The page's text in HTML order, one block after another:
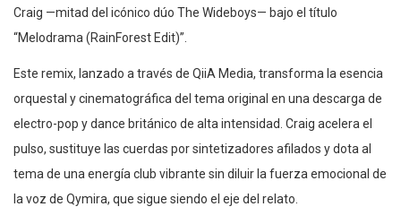
Craig —mitad del icónico dúo The Wideboys— bajo el título
“Melodrama (RainForest Edit)”.
Este remix, lanzado a través de QiiA Media, transforma la esencia
orquestal y cinematográfica del tema original en una descarga de
electro-pop y dance británico de alta intensidad. Craig acelera el
pulso, sustituye las cuerdas por sintetizadores afilados y dota al
tema de una energía club vibrante sin diluir la fuerza emocional de
la voz de Qymira, que sigue siendo el eje del relato.